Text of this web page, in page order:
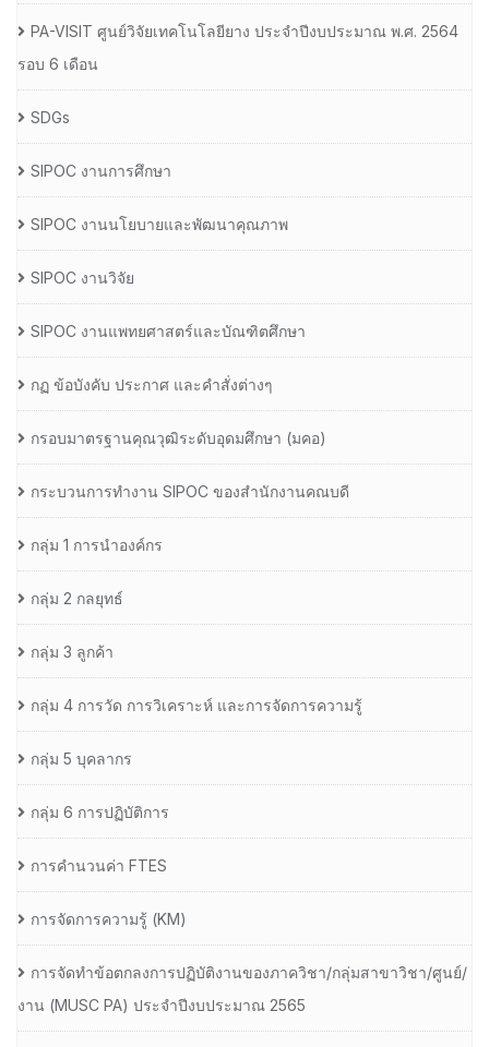
PA-VISIT ศูนย์วิจัยเทคโนโลยียาง ประจำปีงบประมาณ พ.ศ. 2564
รอบ 6 เดือน
SDGs
SIPOC งานการศึกษา
SIPOC งานนโยบายและพัฒนาคุณภาพ
SIPOC งานวิจัย
SIPOC งานแพทยศาสตร์และบัณฑิตศึกษา
กฏ ข้อบังคับ ประกาศ และคำสั่งต่างๆ
กรอบมาตรฐานคุณวุฒิระดับอุดมศึกษา (มคอ)
กระบวนการทำงาน SIPOC ของสำนักงานคณบดี
กลุ่ม 1 การนำองค์กร
กลุ่ม 2 กลยุทธ์
กลุ่ม 3 ลูกค้า
กลุ่ม 4 การวัด การวิเคราะห์ และการจัดการความรู้
กลุ่ม 5 บุคลากร
กลุ่ม 6 การปฏิบัติการ
การคำนวนค่า FTES
การจัดการความรู้ (KM)
การจัดทำข้อตกลงการปฏิบัติงานของภาควิชา/กลุ่มสาขาวิชา/ศูนย์/
งาน (MUSC PA) ประจำปีงบประมาณ 2565